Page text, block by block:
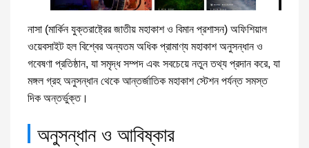
নাসা (মার্কিন যুক্তরাষ্ট্রের জাতীয় মহাকাশ ও বিমান প্রশাসন) অফিশিয়াল
ওয়েবসাইট হল বিশ্বের অন্যতম অধিক প্রামাণ্য মহাকাশ অনুসন্ধান ও
গবেষণা প্রতিষ্ঠান, যা সমৃদ্ধ সম্পদ এবং সবচেয়ে নতুন তথ্য প্রদান করে, যা
মঙ্গল গ্রহ অনুসন্ধান থেকে আন্তর্জাতিক মহাকাশ স্টেশন পর্যন্ত সমস্ত
দিক অন্তর্ভুক্ত।
অনুসন্ধান ও আবিষ্কার